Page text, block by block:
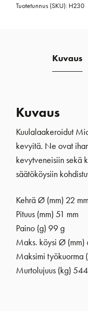
Tuotetunnus (SKU): H230
Kuvaus
Kuvaus
Kuulalaakeroidut
kevyitä. Ne ovat
kevytveneisiin sekä
säätököysiin
Kehrä Ø (mm) 22 mm
Pituus (mm) 51 mm
Paino (g) 99 g
Maks. köysi Ø (mm)
Maksimi työkuorma
Murtolujuus (kg)